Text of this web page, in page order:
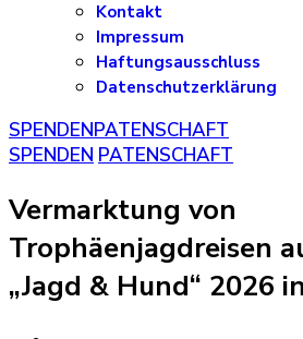
Kontakt
Impressum
Haftungsausschluss
Datenschutzerklärung
SPENDENPATENSCHAFT
SPENDEN PATENSCHAFT
Vermarktung von
Trophäenjagdreisen
„Jagd & Hund“ 2026